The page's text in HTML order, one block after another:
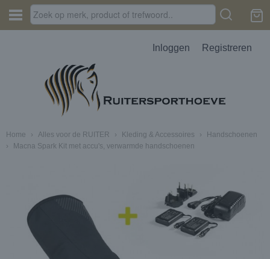
Inloggen Registreren
Home › Alles voor de RUITER › Kleding & Accessoires ›
Handschoenen
›
Macna Spark Kit met accu's, verwarmde handschoenen